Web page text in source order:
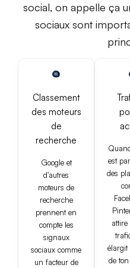
social, on appelle ça
sociaux sont
Classement
des moteurs
de
recherche
Google et
d'autres
moteurs de
recherche
prennent en
compte les
signaux
sociaux comme
un facteur de
est
des
élargit
de